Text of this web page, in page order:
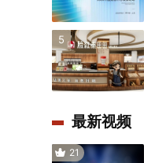
5
最新视频
21